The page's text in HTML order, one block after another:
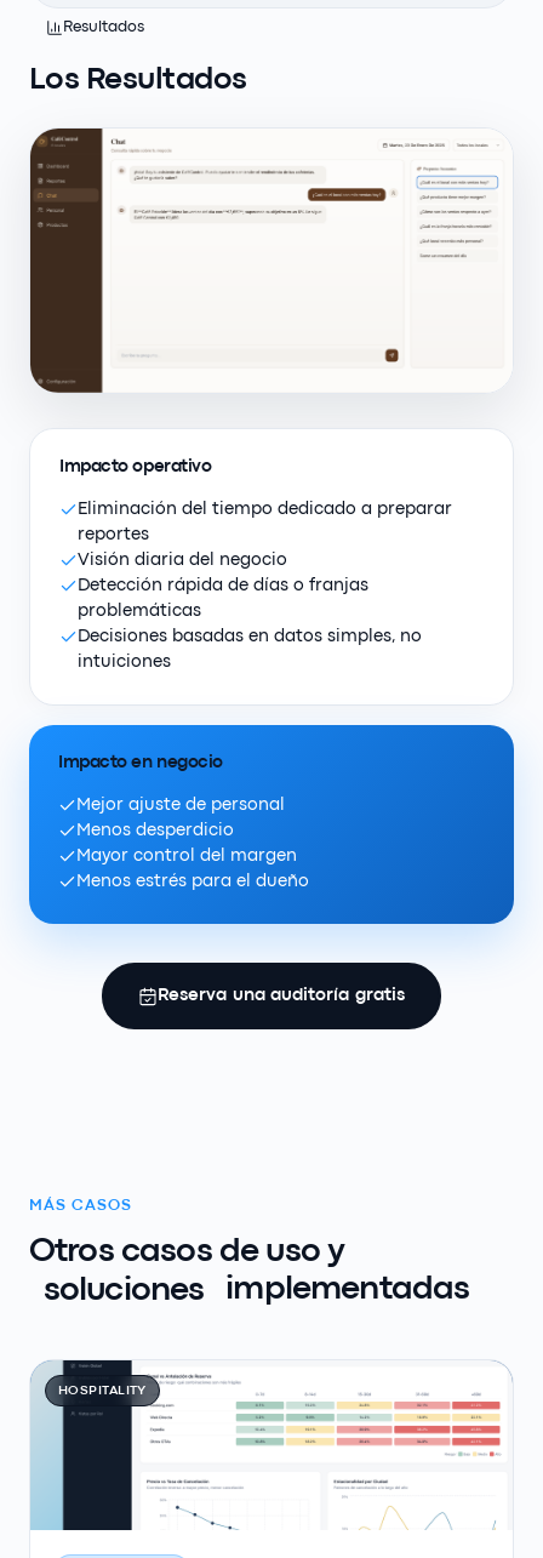
Resultados
Los Resultados
Impacto operativo
Eliminación del tiempo dedicado a preparar
reportes
Visión diaria del negocio
Detección rápida de días o franjas
problemáticas
Decisiones basadas en datos simples, no
intuiciones
Impacto en negocio
Mejor ajuste de personal
Menos desperdicio
Mayor control del margen
Menos estrés para el dueño
Reserva una auditoría gratis
MÁS CASOS
Otros casos de uso y
soluciones
implementadas
HOSPITALITY